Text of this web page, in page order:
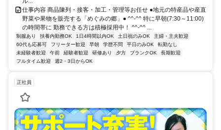
仕事内容 商品陳列・接客・加工・管理等お任せ ●地元の特産品や産直
野菜や果物を販売する「めぐみの郷」● ^^-^^ 特に早朝(7:30～11:00)
の時間帯に 勤務できる方は積極採用中！ ^^-^^ ...
制服あり 扶養内勤務OK 1日4時間以内OK 土日祝のみOK
主婦・主夫歓迎
60代も応募可
フリーター歓迎 早朝 学歴不問 平日のみOK
転勤なし
未経験者歓迎
午前 経験者歓迎 研修あり 夕方 ブランクOK
長期歓迎
フルタイム歓迎
週2・3日からOK
正社員